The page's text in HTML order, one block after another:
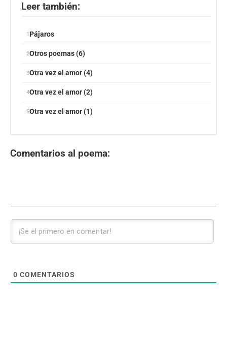
Leer también:
Pájaros
Otros poemas (6)
Otra vez el amor (4)
Otra vez el amor (2)
Otra vez el amor (1)
Comentarios al poema:
0 COMENTARIOS